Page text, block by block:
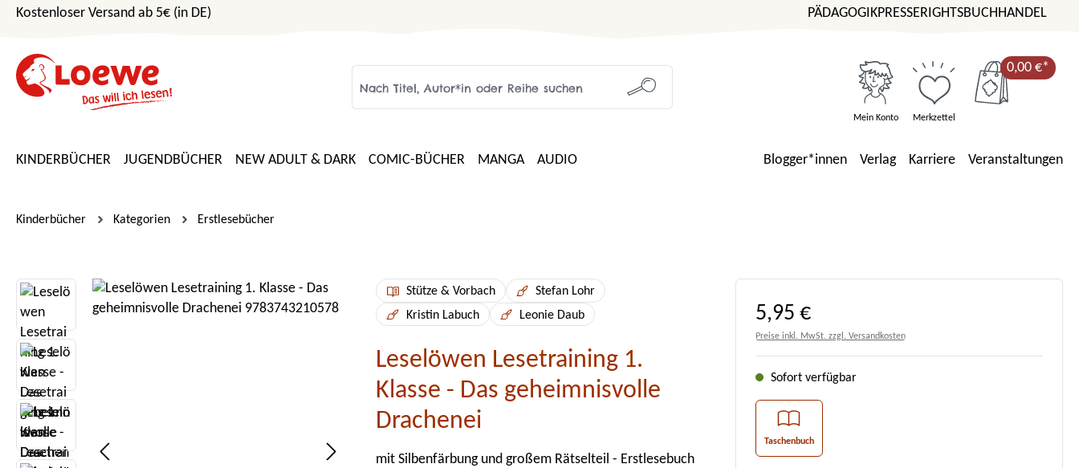
Hauptinhalt springen
Zur Suche springen
Zur Hauptnavigation springen
Kostenloser Versand ab 5€ (in DE) PÄDAGOGIKPRESSERIGHTSBUCHHANDEL
Mein Konto Merkzettel
0,00 €*
KINDERBÜCHER JUGENDBÜCHER NEW ADULT & DARK COMIC-BÜCHER MANGA AUDIO Blogger*innen Verlag Karriere Veranstaltungen
Kinderbücher Kategorien Erstlesebücher
Bildergalerie überspringen Stütze & Vorbach
Stefan Lohr
Kristin Labuch
Leonie Daub
Leselöwen Lesetraining 1.
Klasse - Das geheimnisvolle
Drachenei
mit Silbenfärbung und großem Rätselteil - Erstlesebuch
Regulärer Preis:
5,95 €
Preise inkl. MwSt. zzgl. Versandkosten
Sofort verfügbar
Taschenbuch